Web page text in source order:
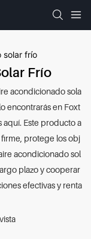
solar frío
Frío
acondicionado sola
encontrarás en Foxt
aquí. Este producto a
protege los obj
acondicionado sol
plazo y cooperar
efectivas y renta